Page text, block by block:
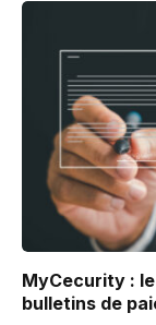
MyCecurity :
bulletins de